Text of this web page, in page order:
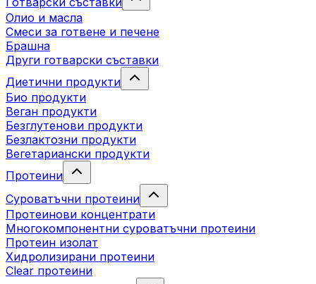
Олио и масла
Смеси за готвене и печене
Брашна
Други готварски съставки
Диетични продукти
Био продукти
Веган продукти
Безглутенови продукти
Безлактозни продукти
Вегетариански продукти
Протеини
Суроватъчни протеини
Протеинови концентрати
Многокомпонентни суроватъчни протеини
Протеин изолат
Хидролизирани протеини
Clear протеини